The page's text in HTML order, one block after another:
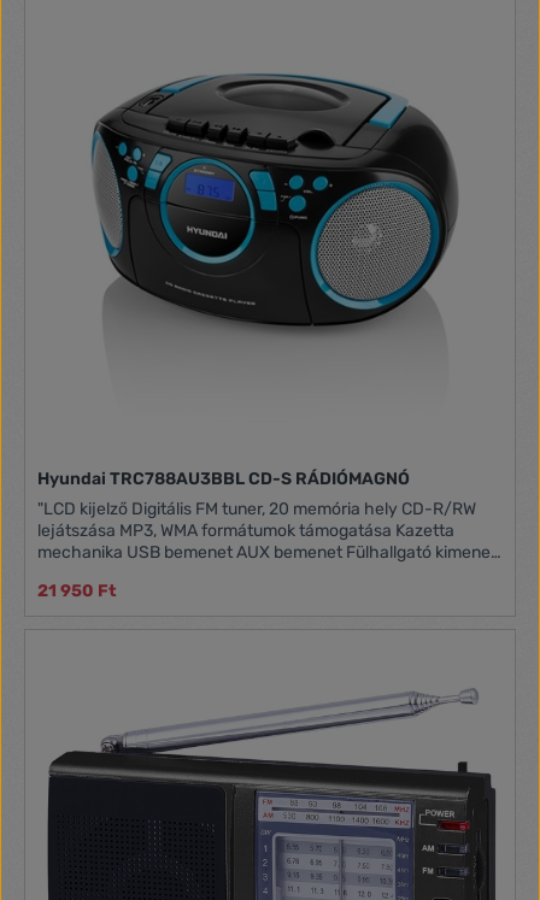
Hyundai TRC788AU3BBL CD-S RÁDIÓMAGNÓ
"LCD kijelző Digitális FM tuner, 20 memória hely CD-R/RW
lejátszása MP3, WMA formátumok támogatása Kazetta
mechanika USB bemenet AUX bemenet Fülhallgató kimenet
21 950 Ft